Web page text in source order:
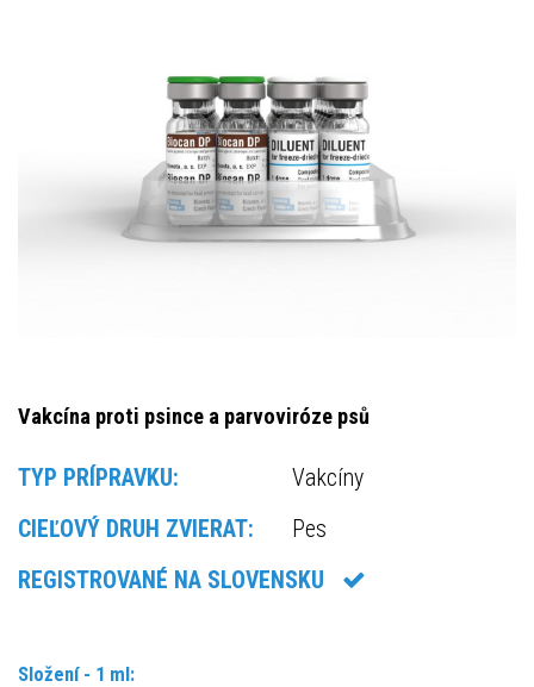
Vakcína proti psince a parvoviróze psů
TYP PRÍPRAVKU:
Vakcíny
CIEĽOVÝ DRUH ZVIERAT:
Pes
REGISTROVANÉ NA SLOVENSKU
Složení - 1 ml: